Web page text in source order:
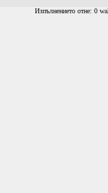
Изпълнението отне: 0